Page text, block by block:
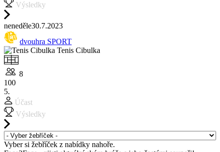
Výsledky
neneděle30.7.2023
dvouhra SPORT
Tenis Cibulka
8
100
5.
Účast
Výsledky
Vyber si žebříček z nabídky nahoře.